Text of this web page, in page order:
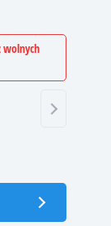
wolnych